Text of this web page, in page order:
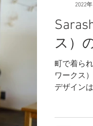
ス）
町で着ら
ワークス
デザイン
2022